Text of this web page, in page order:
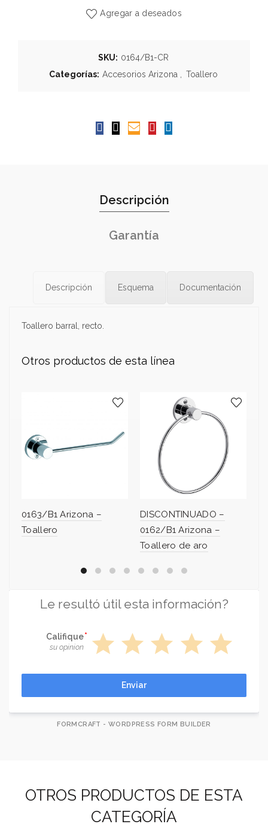
Agregar a deseados
SKU: 0164/B1-CR
Categorías: Accesorios Arizona Toallero
Descripción
Garantía
Descripción Esquema Documentación
Toallero barral, recto.
Otros productos de esta línea
0163/B1 Arizona –
Toallero
DISCONTINUADO –
0162/B1 Arizona –
Toallero de aro
Le resultó útil esta información?
Califique
su opinion star star star star star
Enviar
FORMCRAFT - WORDPRESS FORM BUILDER
OTROS PRODUCTOS DE ESTA
CATEGORÍA